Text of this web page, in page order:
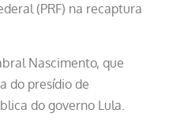
(PRF) na recaptura
Nascimento, que
do presídio de
do governo Lula.